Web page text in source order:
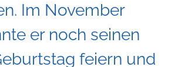
Im November
er noch seinen
feiern und